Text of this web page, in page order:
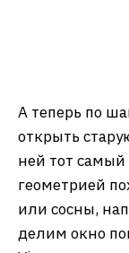
А теперь по
открыть
ней тот самый
геометрией
или сосны,
делим окно